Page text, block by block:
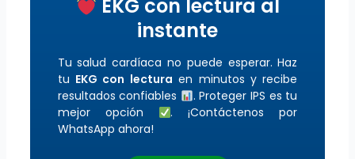
EKG con lectura al
instante
Tu salud cardíaca no puede esperar. Haz
tu EKG con lectura en minutos y recibe
resultados confiables
. Proteger IPS es tu
mejor opción
. ¡Contáctenos por
WhatsApp ahora!